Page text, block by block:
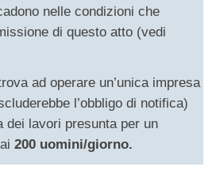
nelle condizioni che
di questo atto (vedi
ad operare un’unica impresa
l’obbligo di notifica)
dei lavori presunta per un
200 uomini/giorno.